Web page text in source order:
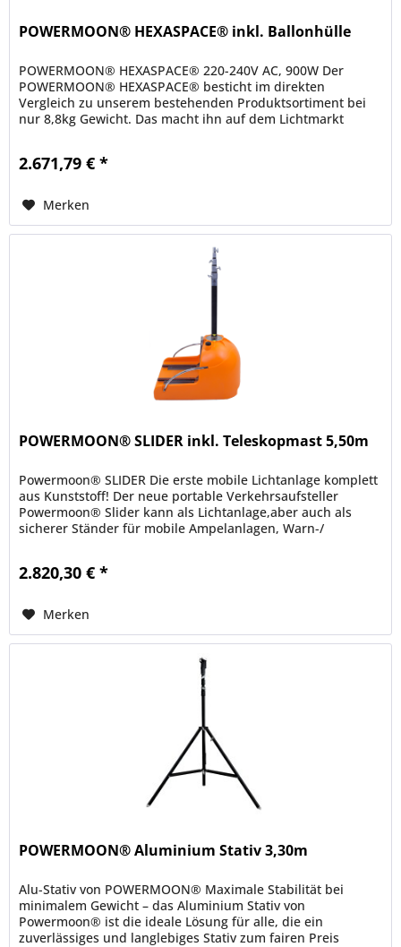
POWERMOON® HEXASPACE® inkl. Ballonhülle
POWERMOON® HEXASPACE® 220-240V AC, 900W Der
POWERMOON® HEXASPACE® besticht im direkten
Vergleich zu unserem bestehenden Produktsortiment bei
nur 8,8kg Gewicht. Das macht ihn auf dem Lichtmarkt
2.671,79 € *
Merken
POWERMOON® SLIDER inkl. Teleskopmast 5,50m
Powermoon® SLIDER Die erste mobile Lichtanlage komplett
aus Kunststoff! Der neue portable Verkehrsaufsteller
Powermoon® Slider kann als Lichtanlage,aber auch als
sicherer Ständer für mobile Ampelanlagen, Warn-/
2.820,30 € *
Merken
POWERMOON® Aluminium Stativ 3,30m
Alu-Stativ von POWERMOON® Maximale Stabilität bei
minimalem Gewicht – das Aluminium Stativ von
Powermoon® ist die ideale Lösung für alle, die ein
zuverlässiges und langlebiges Stativ zum fairen Preis